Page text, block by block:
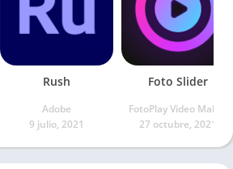
Rush
Adobe
9 julio, 2021
Foto Slider
FotoPlay Video Maker
27 octubre, 2021